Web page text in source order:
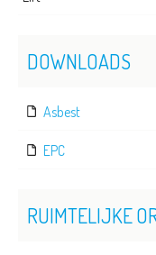
DOWNLOADS
Asbest
EPC
RUIMTELIJKE